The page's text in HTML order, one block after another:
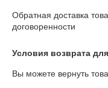
Обратная доставка
договоренности
Условия возврата
Вы можете вернуть